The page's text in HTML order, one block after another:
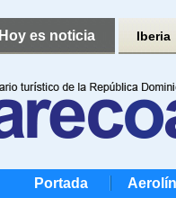
Hoy es noticia Iberia
Portada